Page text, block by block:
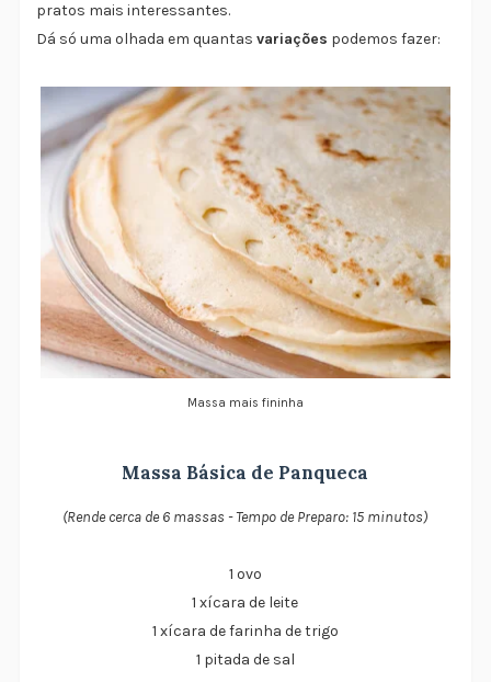
pratos mais interessantes.
Dá só uma olhada em quantas variações podemos fazer:
Massa mais fininha
Massa Básica de Panqueca
(Rende cerca de 6 massas - Tempo de Preparo: 15 minutos)
1 ovo
1 xícara de leite
1 xícara de farinha de trigo
1 pitada de sal